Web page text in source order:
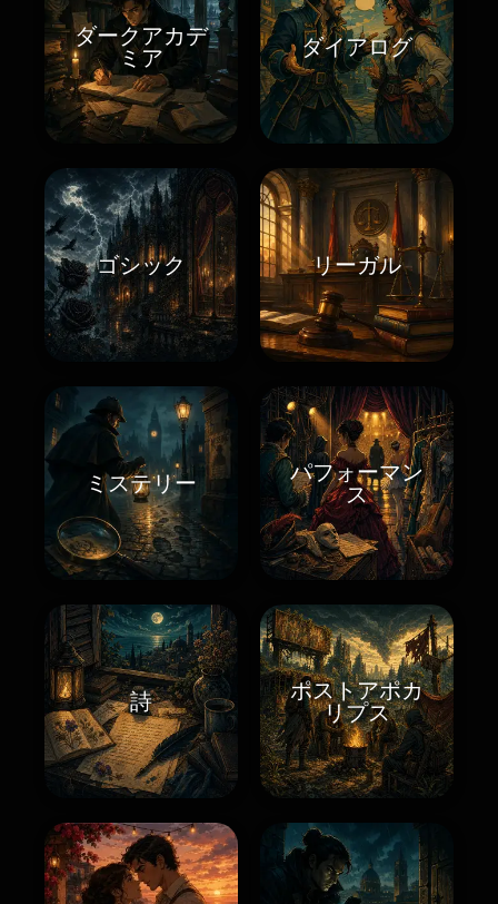
ダークアカデ
ミア
ダイアログ
ゴシック リーガル
ミステリー
パフォーマン
ス
詩
ポストアポカ
リプス